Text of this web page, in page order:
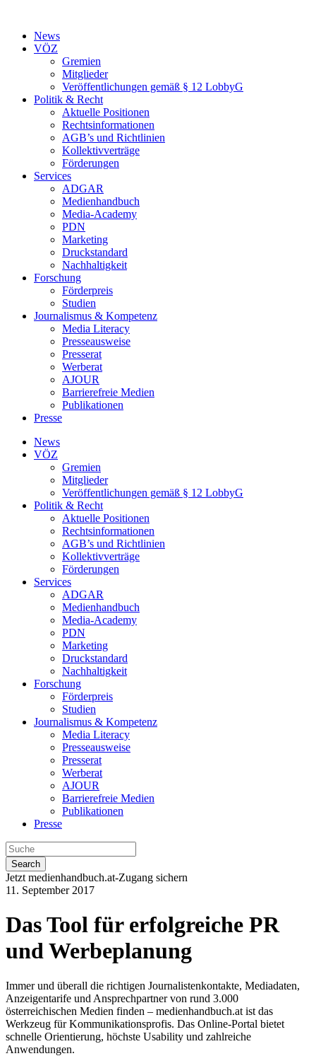
springenNews
VÖZ
Gremien
Mitglieder
Veröffentlichungen gemäß § 12 LobbyG
Politik & Recht
Aktuelle Positionen
Rechtsinformationen
AGB’s und Richtlinien
Kollektivverträge
Förderungen
Services
ADGAR
Medienhandbuch
Media-Academy
PDN
Marketing
Druckstandard
Nachhaltigkeit
Forschung
Förderpreis
Studien
Journalismus & Kompetenz
Media Literacy
Presseausweise
Presserat
Werberat
AJOUR
Barrierefreie Medien
Publikationen
Presse
News
VÖZ
Gremien
Mitglieder
Veröffentlichungen gemäß § 12 LobbyG
Politik & Recht
Aktuelle Positionen
Rechtsinformationen
AGB’s und Richtlinien
Kollektivverträge
Förderungen
Services
ADGAR
Medienhandbuch
Media-Academy
PDN
Marketing
Druckstandard
Nachhaltigkeit
Forschung
Förderpreis
Studien
Journalismus & Kompetenz
Media Literacy
Presseausweise
Presserat
Werberat
AJOUR
Barrierefreie Medien
Publikationen
Presse
Search
Jetzt medienhandbuch.at-Zugang sichern
11. September 2017
Das Tool für erfolgreiche PR
und Werbeplanung
Immer und überall die richtigen Journalistenkontakte, Mediadaten,
Anzeigentarife und Ansprechpartner von rund 3.000
österreichischen Medien finden – medienhandbuch.at ist das
Werkzeug für Kommunikationsprofis. Das Online-Portal bietet
schnelle Orientierung, höchste Usability und zahlreiche
Anwendungen.